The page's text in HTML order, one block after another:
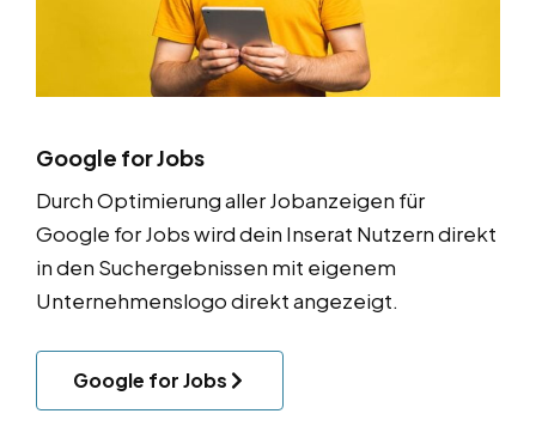
Google for Jobs
Durch Optimierung aller Jobanzeigen für
Google for Jobs wird dein Inserat Nutzern direkt
in den Suchergebnissen mit eigenem
Unternehmenslogo direkt angezeigt.
Google for Jobs